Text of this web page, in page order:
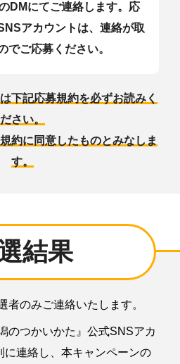
DMにてご連絡します。応
アカウントは、連絡が取
でご応募ください。
下記応募規約を必ずお読みく
ださい。
約に同意したものとみなしま
す。
結果
者のみご連絡いたします。
のつかいかた』公式SNSアカ
に連絡し、本キャンペーンの